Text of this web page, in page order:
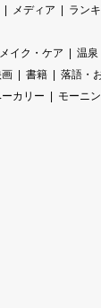
メディア ラン
イク・ケア
温泉
書籍 落語・
カリー モーニ